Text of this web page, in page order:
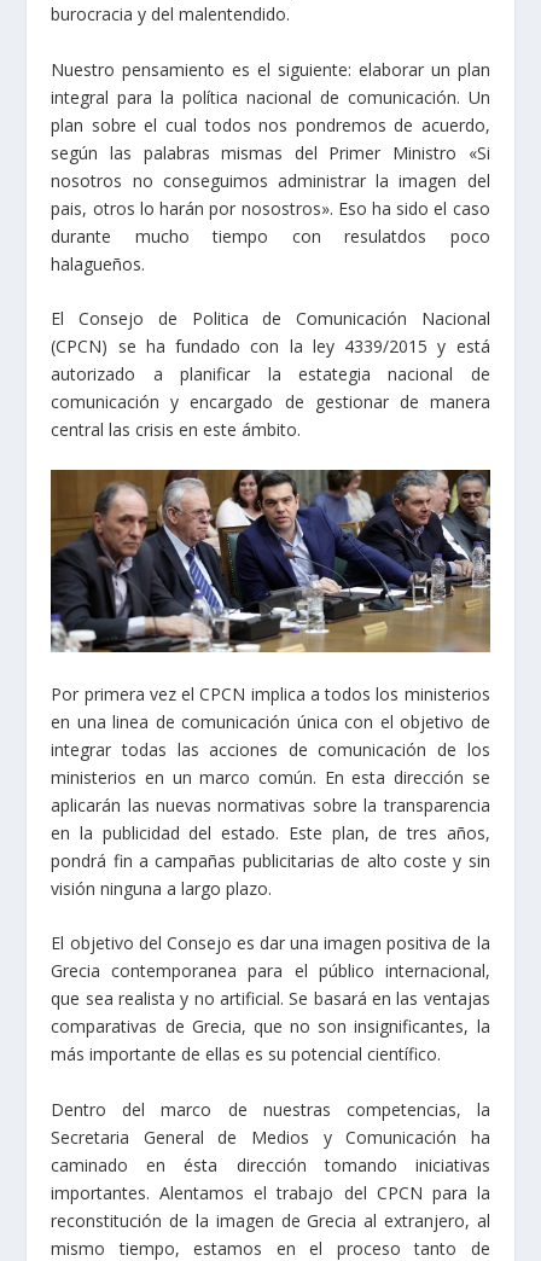
burocracia y del malentendido.
Nuestro pensamiento es el siguiente: elaborar un plan
integral para la política nacional de comunicación. Un
plan sobre el cual todos nos pondremos de acuerdo,
según las palabras mismas del Primer Ministro «Si
nosotros no conseguimos administrar la imagen del
pais, otros lo harán por nosostros». Eso ha sido el caso
durante mucho tiempo con resulatdos poco
halagueños.
El Consejo de Politica de Comunicación Nacional
(CPCN) se ha fundado con la ley 4339/2015 y está
autorizado a planificar la estategia nacional de
comunicación y encargado de gestionar de manera
central las crisis en este ámbito.
Por primera vez el CPCN implica a todos los ministerios
en una linea de comunicación única con el objetivo de
integrar todas las acciones de comunicación de los
ministerios en un marco común. En esta dirección se
aplicarán las nuevas normativas sobre la transparencia
en la publicidad del estado. Este plan, de tres años,
pondrá fin a campañas publicitarias de alto coste y sin
visión ninguna a largo plazo.
El objetivo del Consejo es dar una imagen positiva de la
Grecia contemporanea para el público internacional,
que sea realista y no artificial. Se basará en las ventajas
comparativas de Grecia, que no son insignificantes, la
más importante de ellas es su potencial científico.
Dentro del marco de nuestras competencias, la
Secretaria General de Medios y Comunicación ha
caminado en ésta dirección tomando iniciativas
importantes. Alentamos el trabajo del CPCN para la
reconstitución de la imagen de Grecia al extranjero, al
mismo tiempo, estamos en el proceso tanto de